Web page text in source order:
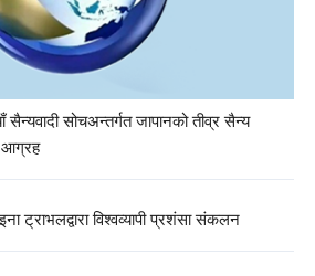
सैन्यवादी सोचअन्तर्गत जापानको तीव्र सैन्य
आग्रह
ट्राभलद्वारा विश्वव्यापी प्रशंसा संकलन